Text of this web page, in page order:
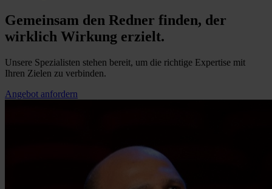
Gemeinsam den Redner finden, der
wirklich Wirkung erzielt.
Unsere Spezialisten stehen bereit, um die richtige Expertise mit
Ihren Zielen zu verbinden.
Angebot anfordern